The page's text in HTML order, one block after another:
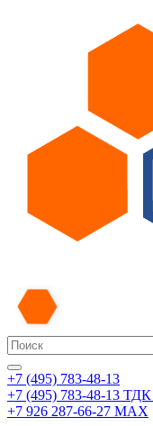
+7 (495) 783-48-13
+7 (495) 783-48-13 ТДК
+7 926 287-66-27 МАХ